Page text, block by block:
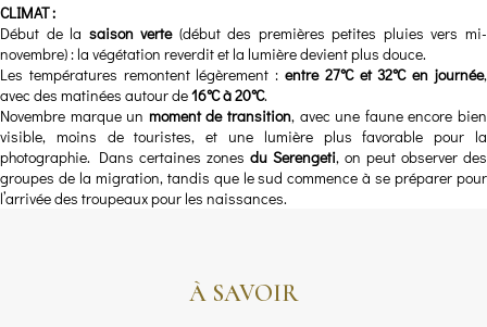
CLIMAT :
Début de la saison verte(début des premières petites pluies vers mi-
novembre) : la végétation reverdit et la lumière devient plus douce.
Les températures remontent légèrement : entre 27°C et 32°C en journée,
avec des matinées autour de16°C à 20°C.
Novembre marque un moment de transition, avec une faune encore bien
visible, moins de touristes, et une lumière plus favorable pour la
photographie. Dans certaines zones du Serengeti, on peut observer des
groupes de la migration, tandis que le sud commence à se préparer pour
l’arrivée des troupeaux pour les naissances.
À SAVOIR